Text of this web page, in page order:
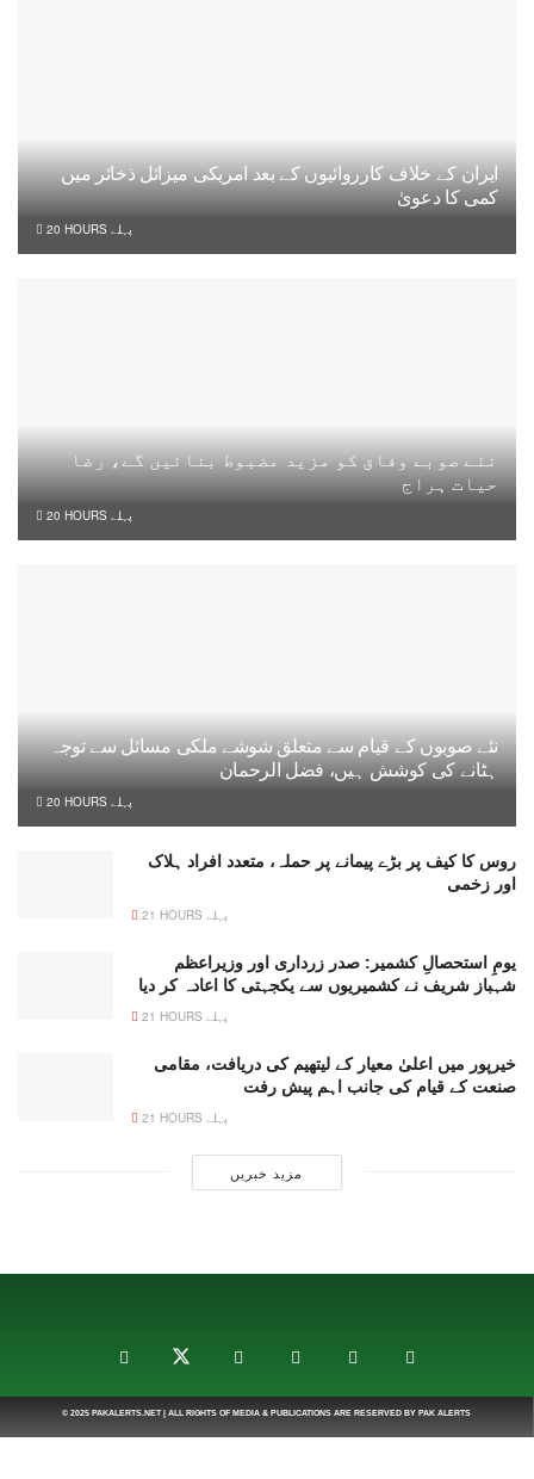
ایران کے خلاف کارروائیوں کے بعد امریکی میزائل ذخائر میں
کمی کا دعویٰ
20 HOURS پہلے
نئے صوبے وفاق کو مزید مضبوط بنائیں گے، رضا
حیات ہراج
20 HOURS پہلے
نئے صوبوں کے قیام سے متعلق شوشے ملکی مسائل سے توجہ
ہٹانے کی کوشش ہیں، فضل الرحمان
20 HOURS پہلے
روس کا کیف پر بڑے پیمانے پر حملہ، متعدد افراد ہلاک
اور زخمی
21 HOURS پہلے
یومِ استحصالِ کشمیر: صدر زرداری اور وزیراعظم
شہباز شریف نے کشمیریوں سے یکجہتی کا اعادہ کر دیا
21 HOURS پہلے
خیرپور میں اعلیٰ معیار کے لیتھیم کی دریافت، مقامی
صنعت کے قیام کی جانب اہم پیش رفت
21 HOURS پہلے
مزید خبریں
© 2025 PAKALERTS.NET| ALL RIGHTS OF MEDIA & PUBLICATIONS ARE RESERVED BY PAK ALERTS